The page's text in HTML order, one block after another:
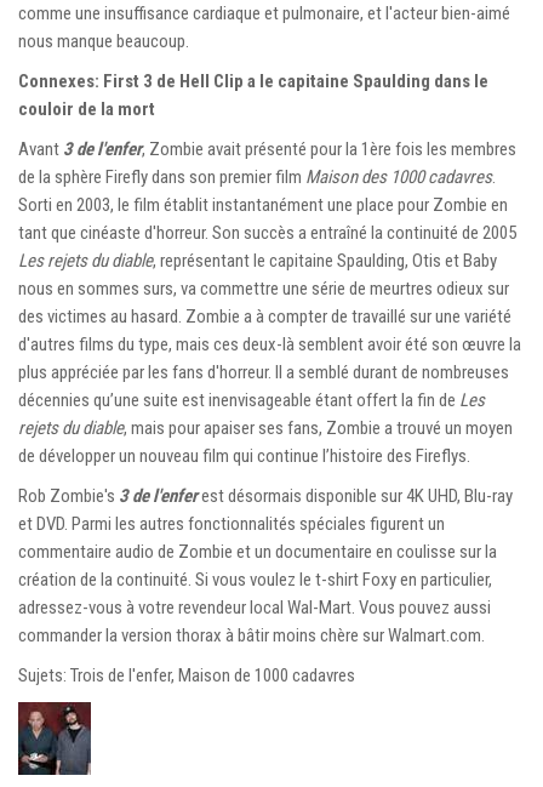
comme une insuffisance cardiaque et pulmonaire, et l'acteur bien-aimé
nous manque beaucoup.
Connexes: First 3 de Hell Clip a le capitaine Spaulding dans le
couloir de la mort
Avant 3 de l'enfer, Zombie avait présenté pour la 1ère fois les membres
de la sphère Firefly dans son premier film Maison des 1000 cadavres.
Sorti en 2003, le film établit instantanément une place pour Zombie en
tant que cinéaste d'horreur. Son succès a entraîné la continuité de 2005
Les rejets du diable, représentant le capitaine Spaulding, Otis et Baby
nous en sommes surs, va commettre une série de meurtres odieux sur
des victimes au hasard. Zombie a à compter de travaillé sur une variété
d'autres films du type, mais ces deux-là semblent avoir été son œuvre la
plus appréciée par les fans d'horreur. Il a semblé durant de nombreuses
décennies qu’une suite est inenvisageable étant offert la fin de Les
rejets du diable, mais pour apaiser ses fans, Zombie a trouvé un moyen
de développer un nouveau film qui continue l’histoire des Fireflys.
Rob Zombie's 3 de l'enferest désormais disponible sur 4K UHD, Blu-ray
et DVD. Parmi les autres fonctionnalités spéciales figurent un
commentaire audio de Zombie et un documentaire en coulisse sur la
création de la continuité. Si vous voulez le t-shirt Foxy en particulier,
adressez-vous à votre revendeur local Wal-Mart. Vous pouvez aussi
commander la version thorax à bâtir moins chère sur Walmart.com.
Sujets: Trois de l'enfer, Maison de 1000 cadavres